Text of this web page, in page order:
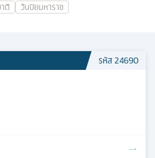
ติ วันปิยมหาราช
รหัส24690